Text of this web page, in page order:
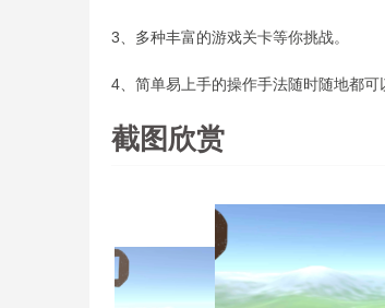
3、多种丰富的游戏关卡等你挑战。
4、简单易上手的操作手法随时随地都可
截图欣赏